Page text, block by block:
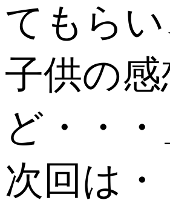
てもら
子供の
ど・・
次回は